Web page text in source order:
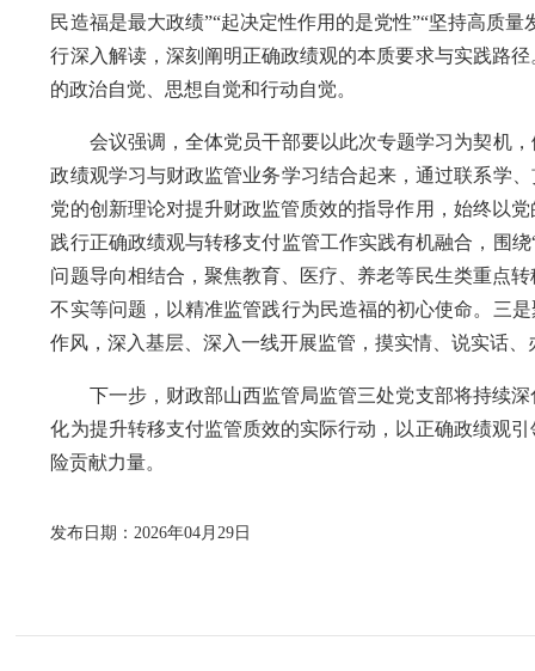
民造福是最大政绩”“起决定性作用的是党性”“坚持高质
行深入解读，深刻阐明正确政绩观的本质要求与实践路
的政治自觉、思想自觉和行动自觉。
会议强调，全体党员干部要以此次专题学习为契机，
政绩观学习与财政监管业务学习结合起来，通过联系学
党的创新理论对提升财政监管质效的指导作用，始终以
践行正确政绩观与转移支付监管工作实践有机融合，围
问题导向相结合，聚焦教育、医疗、养老等民生类重点
不实等问题，以精准监管践行为民造福的初心使命。三
作风，深入基层、深入一线开展监管，摸实情、说实话
下一步，财政部山西监管局监管三处党支部将持续深
化为提升转移支付监管质效的实际行动，以正确政绩观
险贡献力量。
发布日期：2026年04月29日